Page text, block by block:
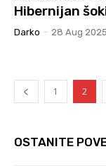
Hibernijan
Darko - 28 Aug
1 2
OSTANITE